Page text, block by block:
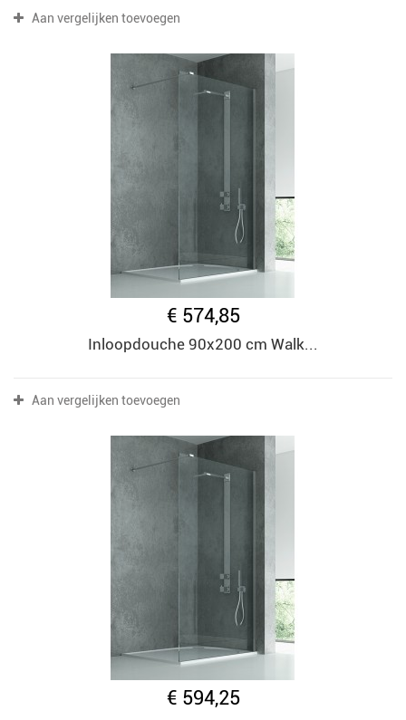
Aan vergelijken toevoegen
€ 574,85
Inloopdouche 90x200 cm Walk...
Aan vergelijken toevoegen
€ 594,25